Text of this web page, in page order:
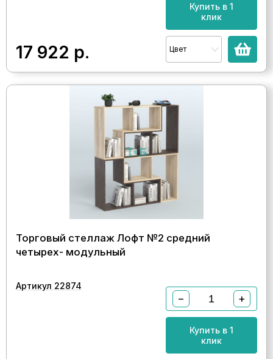
17 922 р.
Купить в 1
клик
Цвет
Торговый стеллаж Лофт №2 средний
четырех- модульный
Артикул 22874
− +
Купить в 1
клик